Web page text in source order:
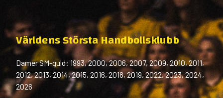
Världens Största Handbollsklubb
Damer SM-guld: 1993, 2000, 2006, 2007, 2009, 2010, 2011,
2012, 2013, 2014, 2015, 2016, 2018, 2019, 2022, 2023, 2024,
2026